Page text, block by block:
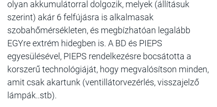
olyan akkumulátorral dolgozik, melyek (állításuk
szerint) akár 6 felfújásra is alkalmasak
szobahőmérsékleten, és megbízhatóan legalább
EGYre extrém hidegben is. A BD és PIEPS
egyesülésével, PIEPS rendelkezésre bocsátotta a
korszerű technológiáját, hogy megvalósítson minden,
amit csak akartunk (ventillátorvezérlés, visszajelző
lámpák..stb).